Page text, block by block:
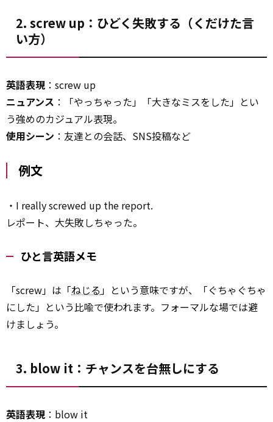
2. screw up：ひどく失敗する（くだけた言
い方）
英語表現 ：screw up
ニュアンス ：「やっちゃった」「大きなミスをした」とい
う強めのカジュアル表現。
使用シーン ：友達との会話、SNS投稿など
例文
・I really screwed up the report.
レポート、大失敗しちゃった。
ひと言英語メモ
「screw」は「ねじる」という意味ですが、「ぐちゃぐちゃ
にした」という比喩で使われます。フォーマルな場では避
けましょう。
3. blow it：チャンスを台無しにする
英語表現 ：blow it